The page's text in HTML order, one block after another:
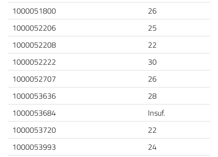
1000051800
26
1000052206
25
1000052208
22
1000052222
30
1000052707
26
1000053636
28
1000053684
Insuf.
1000053720
22
1000053993
24